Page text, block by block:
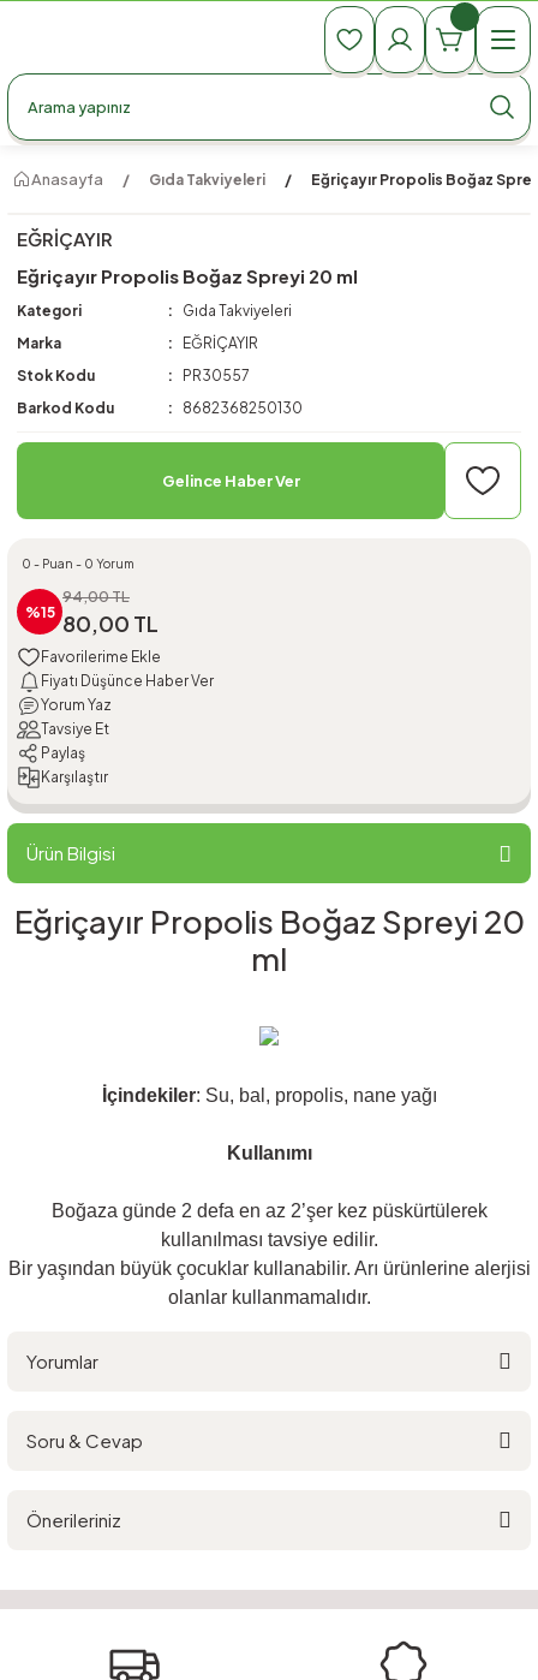
990 TL Üzeri Ücretsiz Kargo
990 TL Üzeri Ücretsiz Kargo
Anasayfa Gıda Takviyeleri Eğriçayır Propolis Boğaz
EĞRİÇAYIR
Eğriçayır Propolis Boğaz Spreyi 20 ml
Kategori
Gıda Takviyeleri
Marka
EĞRİÇAYIR
Stok Kodu
PR30557
Barkod Kodu
8682368250130
Gelince Haber Ver
0 - Puan - 0 Yorum
%15
94,00 TL
80,00 TL
Fiyatı Düşünce Haber Ver
Yorum Yaz
Tavsiye Et
Paylaş
Karşılaştır
Ürün Bilgisi
Eğriçayır Propolis Boğaz Spreyi 20
ml
İçindekiler: Su, bal, propolis, nane yağı
Kullanımı
Boğaza günde 2 defa en az 2’şer kez püskürtülerek
kullanılması tavsiye edilir.
Bir yaşından büyük çocuklar kullanabilir. Arı ürünlerine alerjisi
olanlar kullanmamalıdır.
Yorumlar
Soru & Cevap
Soru Sor
Önerileriniz
Görüş ve önerileriniz için teşekkür ederiz.